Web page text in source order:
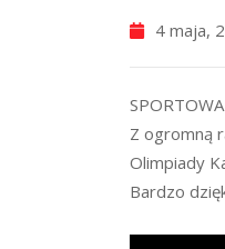
4 maja,
Z ogromną
Olimpiady
Bardzo